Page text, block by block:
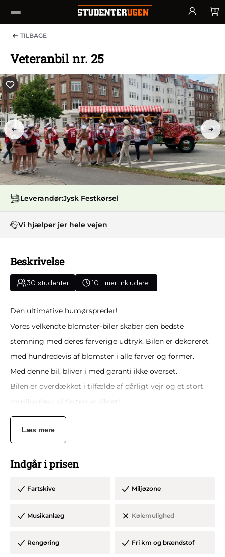
0
TILBAGE
Veteranbil nr. 25
PREV
Leverandør:Jysk Festkørsel
Vi hjælper jer hele vejen
Beskrivelse
30 studenter 10 timer inkluderet
Den ultimative humørspreder!
Vores velkendte blomster-biler skaber den bedste
stemning med deres farverige udtryk. Bilen er dekoreret
med hundredevis af blomster i alle farver og former.
Med denne bil, bliver i med garanti ikke overset.
Bilen er overdækket i tilfælde af dårligt vejr og et stort
musikanlæg så festen er sikret!
Musikken styre i selv via bluetooth opkobling, så det
passer til den fest i vil have.
pause.
Bilens farve og model kan variere fra viste billede.
Rengøring er inkl. dog skal alt pynt og affald fjernes fra
Læs mere
Indgår i prisen
Fartskive Miljøzone
Musikanlæg Kølemulighed
Rengøring Fri km og brændstof